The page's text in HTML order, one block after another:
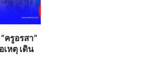
ครูอรสา”
หตุ เดิน